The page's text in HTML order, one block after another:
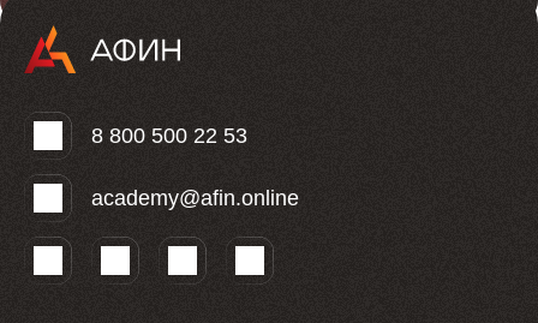
8 800 500 22 53
academy@afin.online